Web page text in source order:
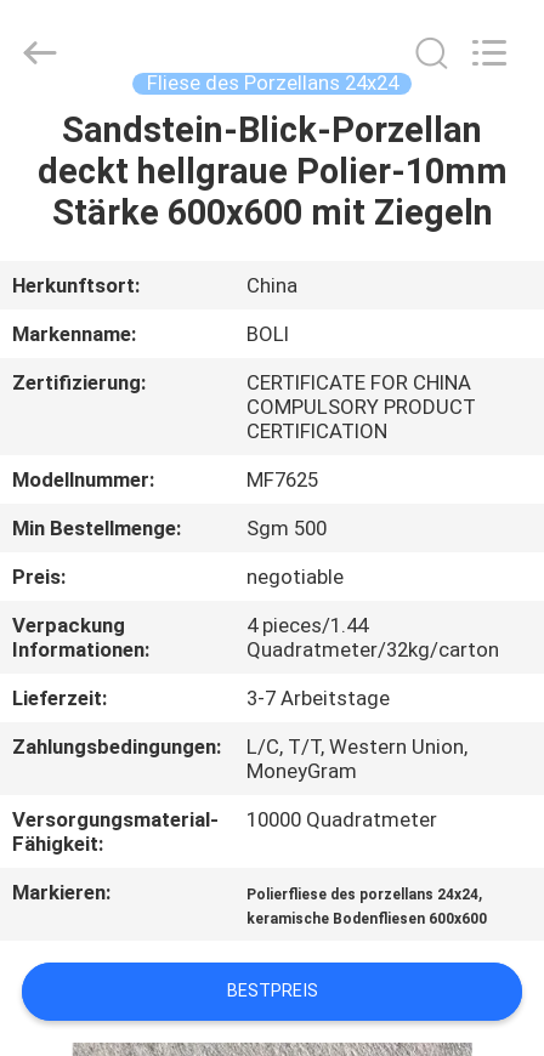
HAUSE
VIDEOS
ÜBER
WERKSBESICHTIGUNG
QUALITÄTSKONTROLLE
MIT
UNS
BITTE UM
EIN
SITEMAP
CERAMICS
CO.,LTD..
Fliese des Porzellans 24x24
Sandstein-Blick-Porzellan
deckt hellgraue Polier-10mm
Stärke 600x600 mit Ziegeln
Herkunftsort:
China
Markenname:
BOLI
Zertifizierung:
CERTIFICATE FOR CHINA
COMPULSORY PRODUCT
CERTIFICATION
Modellnummer:
MF7625
Min Bestellmenge:
Sgm 500
Preis:
negotiable
Verpackung
Informationen:
4 pieces/1.44
Quadratmeter/32kg/carton
Lieferzeit:
3-7 Arbeitstage
Zahlungsbedingungen:
L/C, T/T, Western Union,
MoneyGram
Versorgungsmaterial-
Fähigkeit:
10000 Quadratmeter
Markieren: Polierfliese des porzellans 24x24,
keramische Bodenfliesen 600x600
BESTPREIS